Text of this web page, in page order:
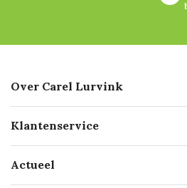
Over Carel Lurvink
Geschiedenis
Missie
Klantenservice
Bezorgen
Actueel